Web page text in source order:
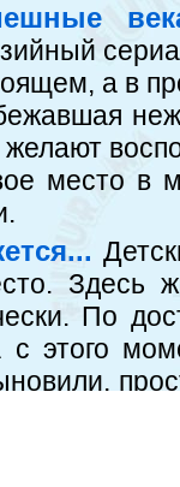
а в
место в
Здесь
По
этого